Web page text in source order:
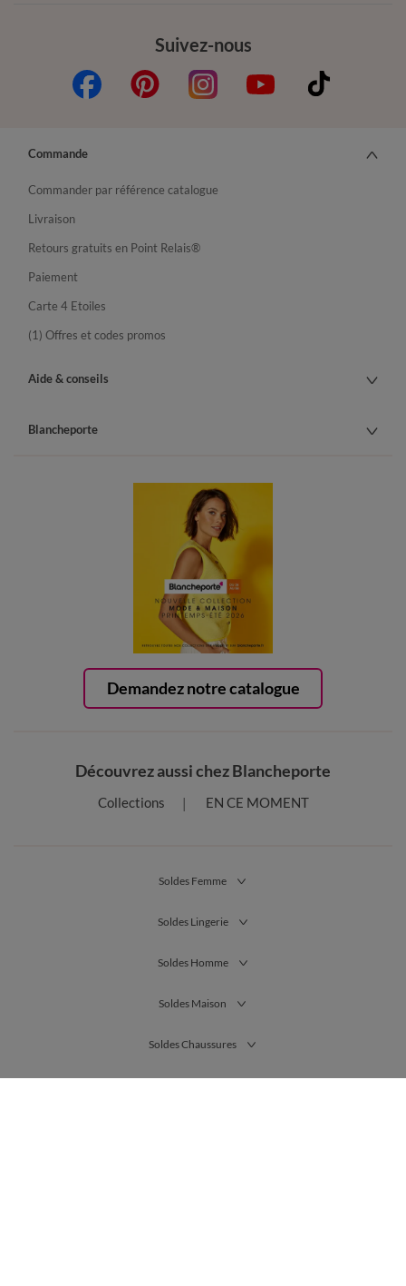
Suivez-nous
Demandez notre catalogue
Commande
Commander par référence catalogue
Livraison
Retours gratuits en Point Relais®
Paiement
Carte 4 Etoiles
(1) Offres et codes promos
Aide & conseils
Blancheporte
Découvrez aussi chez Blancheporte
Collections EN CE MOMENT
Soldes Femme
Soldes Lingerie
Soldes Homme
Soldes Maison
Soldes Chaussures